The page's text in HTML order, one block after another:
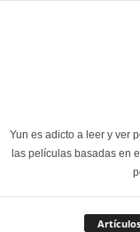
Yun es adicto a leer y ver
las películas basadas en